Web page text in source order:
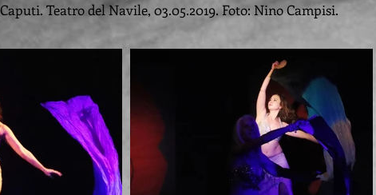
Teatro del Navile, 03.05.2019. Foto: Nino Campisi.